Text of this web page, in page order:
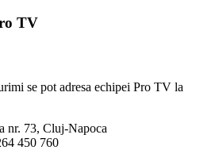
TV
se pot adresa echipei Pro TV la
nr. 73, Cluj-Napoca
450 760